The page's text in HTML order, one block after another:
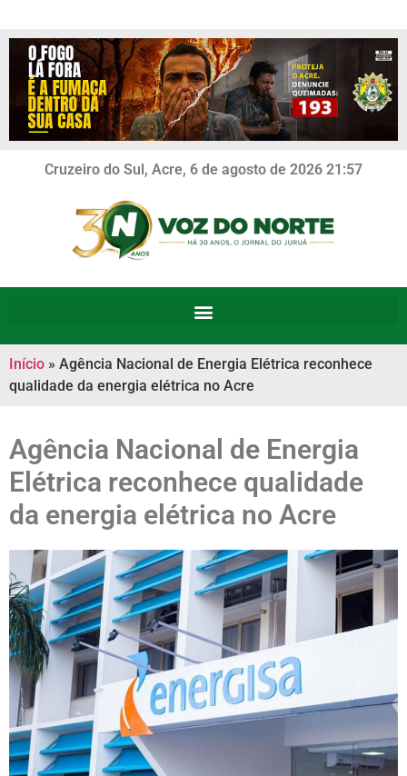
Cruzeiro do Sul, Acre, 6 de agosto de 2026 21:57
Início » Agência Nacional de Energia Elétrica reconhece
qualidade da energia elétrica no Acre
Agência Nacional de Energia
Elétrica reconhece qualidade
da energia elétrica no Acre